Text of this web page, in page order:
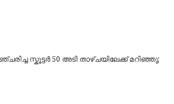
സ്കൂട്ടർ 50 അടി താഴ്ചയിലേക്ക് മറിഞ്ഞു;